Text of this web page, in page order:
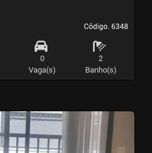
Código. 6348
Código. 6348
0
Vaga(s)
2
Banho(s)